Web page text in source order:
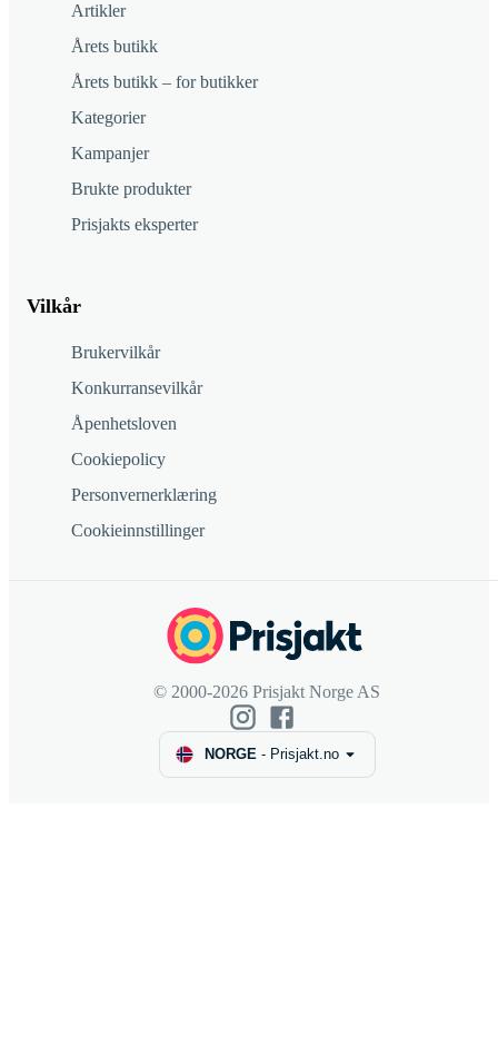
Artikler
Årets butikk
Årets butikk – for butikker
Kategorier
Kampanjer
Brukte produkter
Prisjakts eksperter
Vilkår
Brukervilkår
Konkurransevilkår
Åpenhetsloven
Cookiepolicy
Personvernerklæring
Cookieinnstillinger
© 2000-2026 Prisjakt Norge AS
NORGE- Prisjakt.no